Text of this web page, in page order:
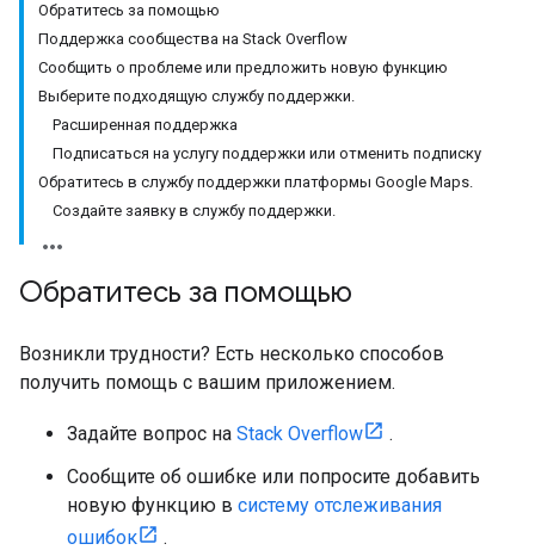
Обратитесь за помощью
Поддержка сообщества на Stack Overflow
Сообщить о проблеме или предложить новую функцию
Выберите подходящую службу поддержки.
Расширенная поддержка
Подписаться на услугу поддержки или отменить подписку
Обратитесь в службу поддержки платформы Google Maps.
Создайте заявку в службу поддержки.
Обратитесь за помощью
Возникли трудности? Есть несколько способов
получить помощь с вашим приложением.
Задайте вопрос на Stack Overflow
.
Сообщите об ошибке или попросите добавить
новую функцию в систему отслеживания
ошибок
.